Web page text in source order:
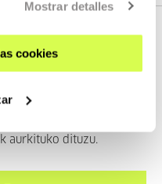
Mostrar detalles
cookies
aurkituko dituzu.